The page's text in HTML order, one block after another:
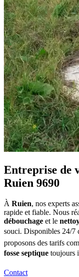
Entreprise de
Ruien 9690
À Ruien, nos experts
rapide et fiable. Nous
débouchage et le
souci. Disponibles 24/7
proposons des tarifs
fosse septique toujours
Contact